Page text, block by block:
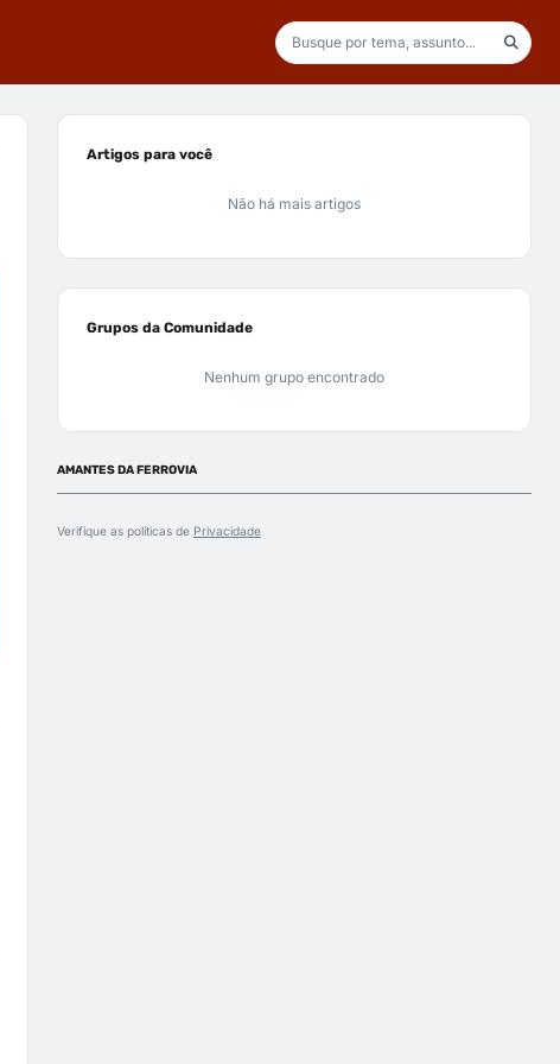
Artigos para você
Não há mais artigos
Grupos da Comunidade
Nenhum grupo encontrado
AMANTES DA FERROVIA
Verifique as políticas de Privacidade